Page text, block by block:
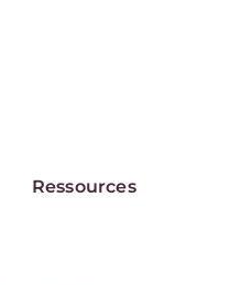
Ressources